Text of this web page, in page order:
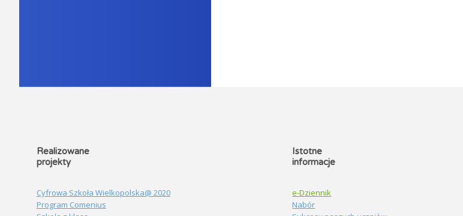
Realizowane
projekty
Cyfrowa Szkoła Wielkopolska@ 2020
Program Comenius
Istotne
informacje
e-Dziennik
Nabór